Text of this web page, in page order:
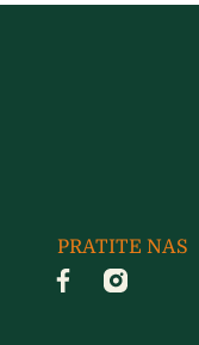
PRATITE NAS